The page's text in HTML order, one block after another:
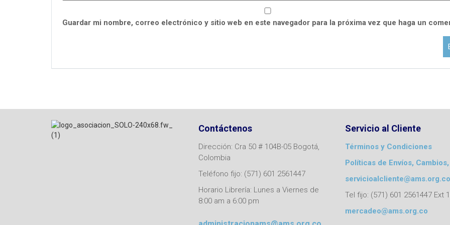
Guardar mi nombre, correo electrónico y sitio web en este navegador para la próxima vez que haga un
Contáctenos
Dirección: Cra 50 # 104B-05 Bogotá,
Colombia
Teléfono fijo: (571) 601 2561447
Horario Librería: Lunes a Viernes de
8:00 am a 6:00 pm
Servicio al Cliente
Términos y Condiciones
Políticas de Envíos, Cambios,
servicioalcliente@ams.org.co
Tel fijo: (571) 601 2561447 Ext
mercadeo@ams.org.co